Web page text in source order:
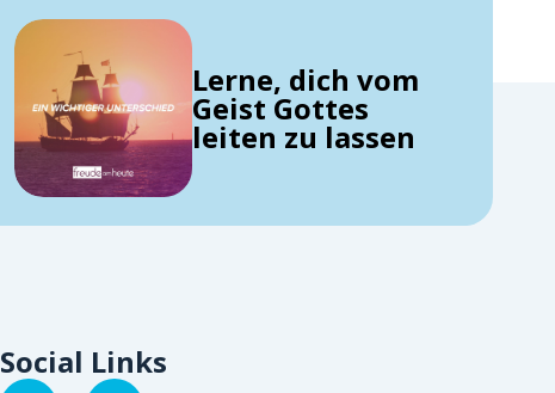
Lerne, dich vom
Geist Gottes
leiten zu lassen
Social Links